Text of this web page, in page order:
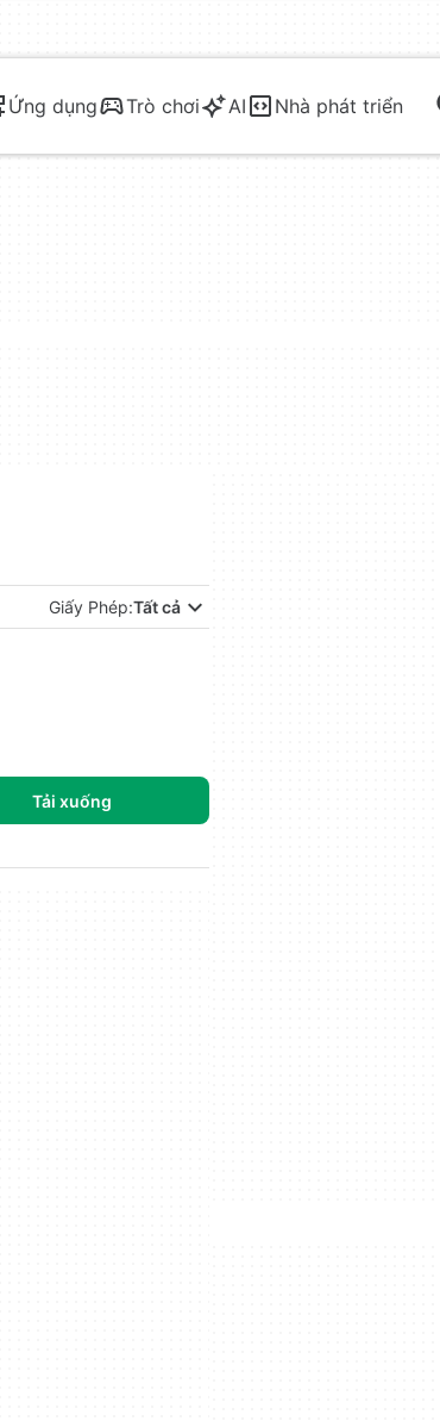
Ứng dụng Trò chơi AI Nhà phát triển
Giấy Phép:Tất cả
Tải xuống